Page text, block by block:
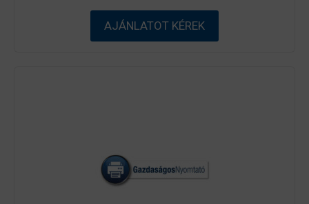
5
-
b
ő
AJÁNLATOT KÉREK